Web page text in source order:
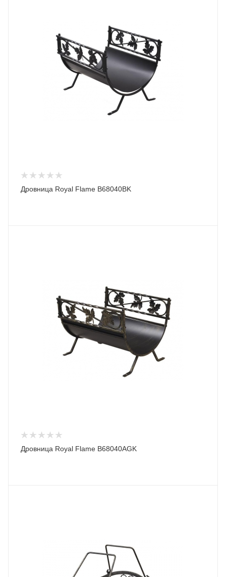
Дровница Royal Flame B68040BK
Дровница Royal Flame B68040AGK